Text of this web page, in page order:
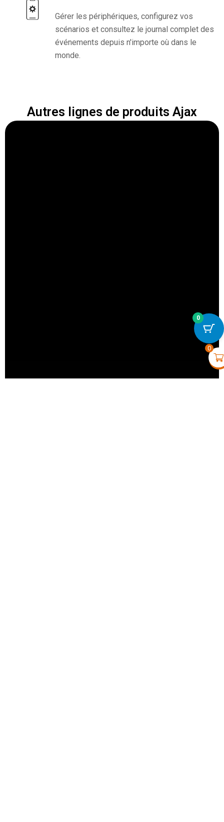
Gérer les périphériques, configurez vos
scénarios et consultez le journal complet des
événements depuis n'importe où dans le
monde.
Autres lignes de produits Ajax
0
0
FireProtect 2 RB (Heat) -